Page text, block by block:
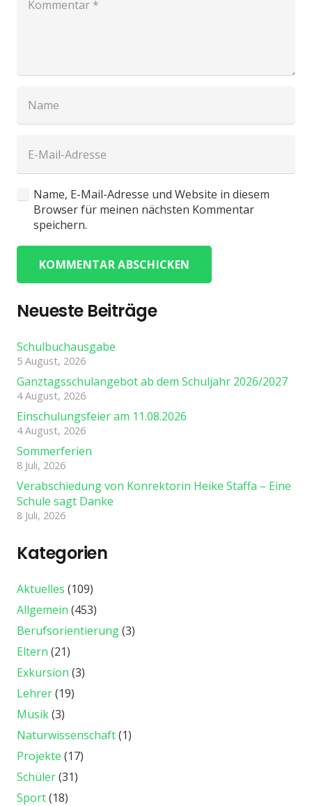
Name, E-Mail-Adresse und Website in diesem
Browser für meinen nächsten Kommentar
speichern.
KOMMENTAR ABSCHICKEN
Neueste Beiträge
Schulbuchausgabe
5 August, 2026
Ganztagsschulangebot ab dem Schuljahr 2026/2027
4 August, 2026
Einschulungsfeier am 11.08.2026
4 August, 2026
Sommerferien
8 Juli, 2026
Verabschiedung von Konrektorin Heike Staffa – Eine
Schule sagt Danke
8 Juli, 2026
Kategorien
Aktuelles (109)
Allgemein (453)
Berufsorientierung(3)
Eltern (21)
Exkursion (3)
Lehrer(19)
Musik(3)
Naturwissenschaft(1)
Projekte (17)
Schüler(31)
Sport(18)